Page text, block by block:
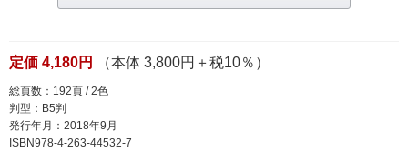
定価 4,180円 （本体 3,800円＋税10％）
総頁数：192頁 / 2色
判型：B5判
発行年月：2018年9月
ISBN978-4-263-44532-7